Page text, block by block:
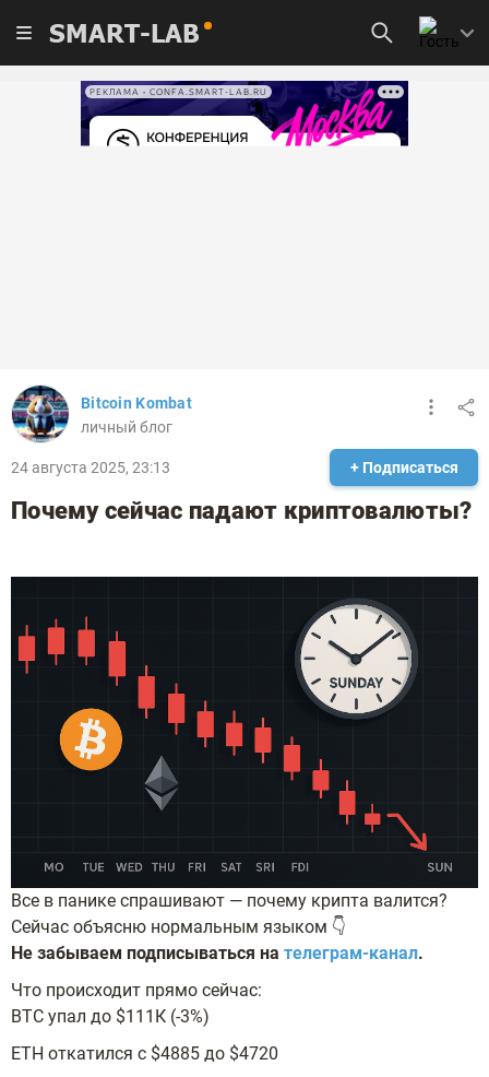
SMART-LAB
РЕКЛАМА • CONFA.SMART-LAB.RU
Bitcoin Kombat
личный блог
24 августа 2025, 23:13 + Подписаться
Почему сейчас падают криптовалюты?
Все в панике спрашивают — почему крипта валится?
Сейчас объясню нормальным языком 👇
Не забываем подписываться на телеграм-канал.
Что происходит прямо сейчас:
BTC упал до $111К (-3%)
ETH откатился с $4885 до $4720